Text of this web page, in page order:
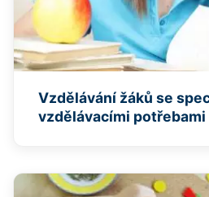
Vzdělávání žáků se
vzdělávacími potřebami